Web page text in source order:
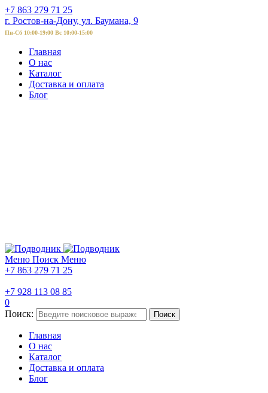
+7 863 279 71 25
г. Ростов-на-Дону, ул. Баумана, 9
Пн-Сб 10:00-19:00 Вс 10:00-15:00
Главная
О нас
Каталог
Доставка и оплата
Блог
Меню Поиск Меню
+7 863 279 71 25
+7 928 113 08 85
0
Поиск:
Поиск
Главная
О нас
Каталог
Доставка и оплата
Блог